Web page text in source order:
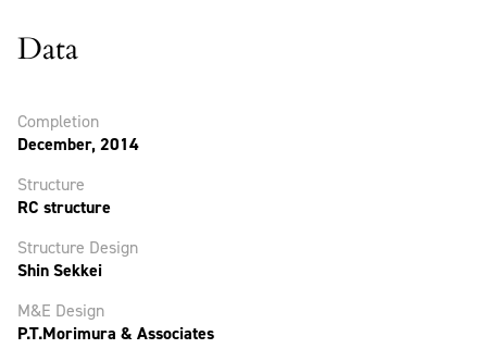
Data
Completion
December, 2014
Structure
RC structure
Structure Design
Shin Sekkei
M&E Design
P.T.Morimura & Associates